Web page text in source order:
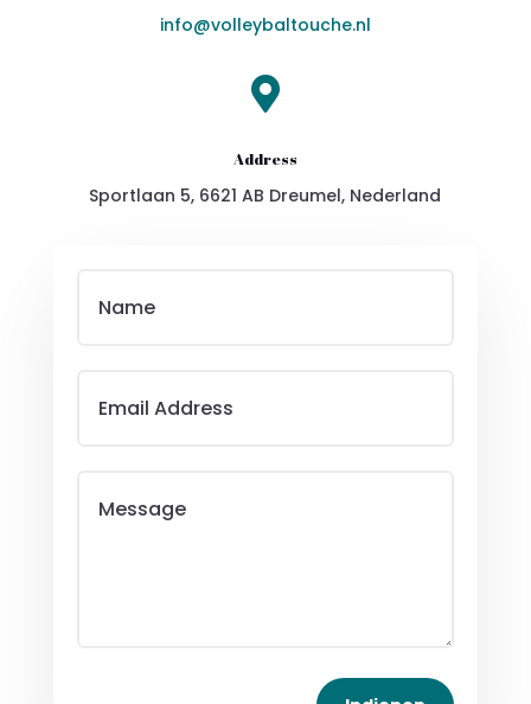
info@volleybaltouche.nl

Address
Sportlaan 5, 6621 AB Dreumel, Nederland